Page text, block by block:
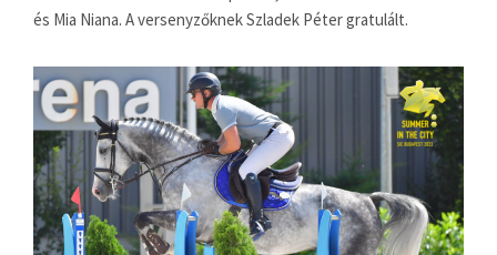
és Mia Niana. A versenyzőknek Szladek Péter gratulált.